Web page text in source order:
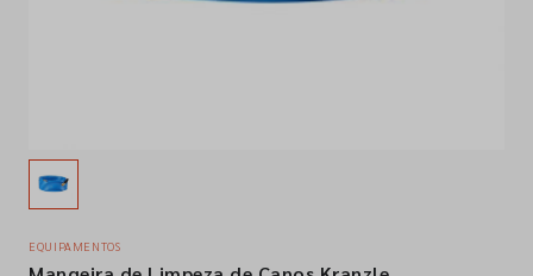
Contactos
EQUIPAMENTOS